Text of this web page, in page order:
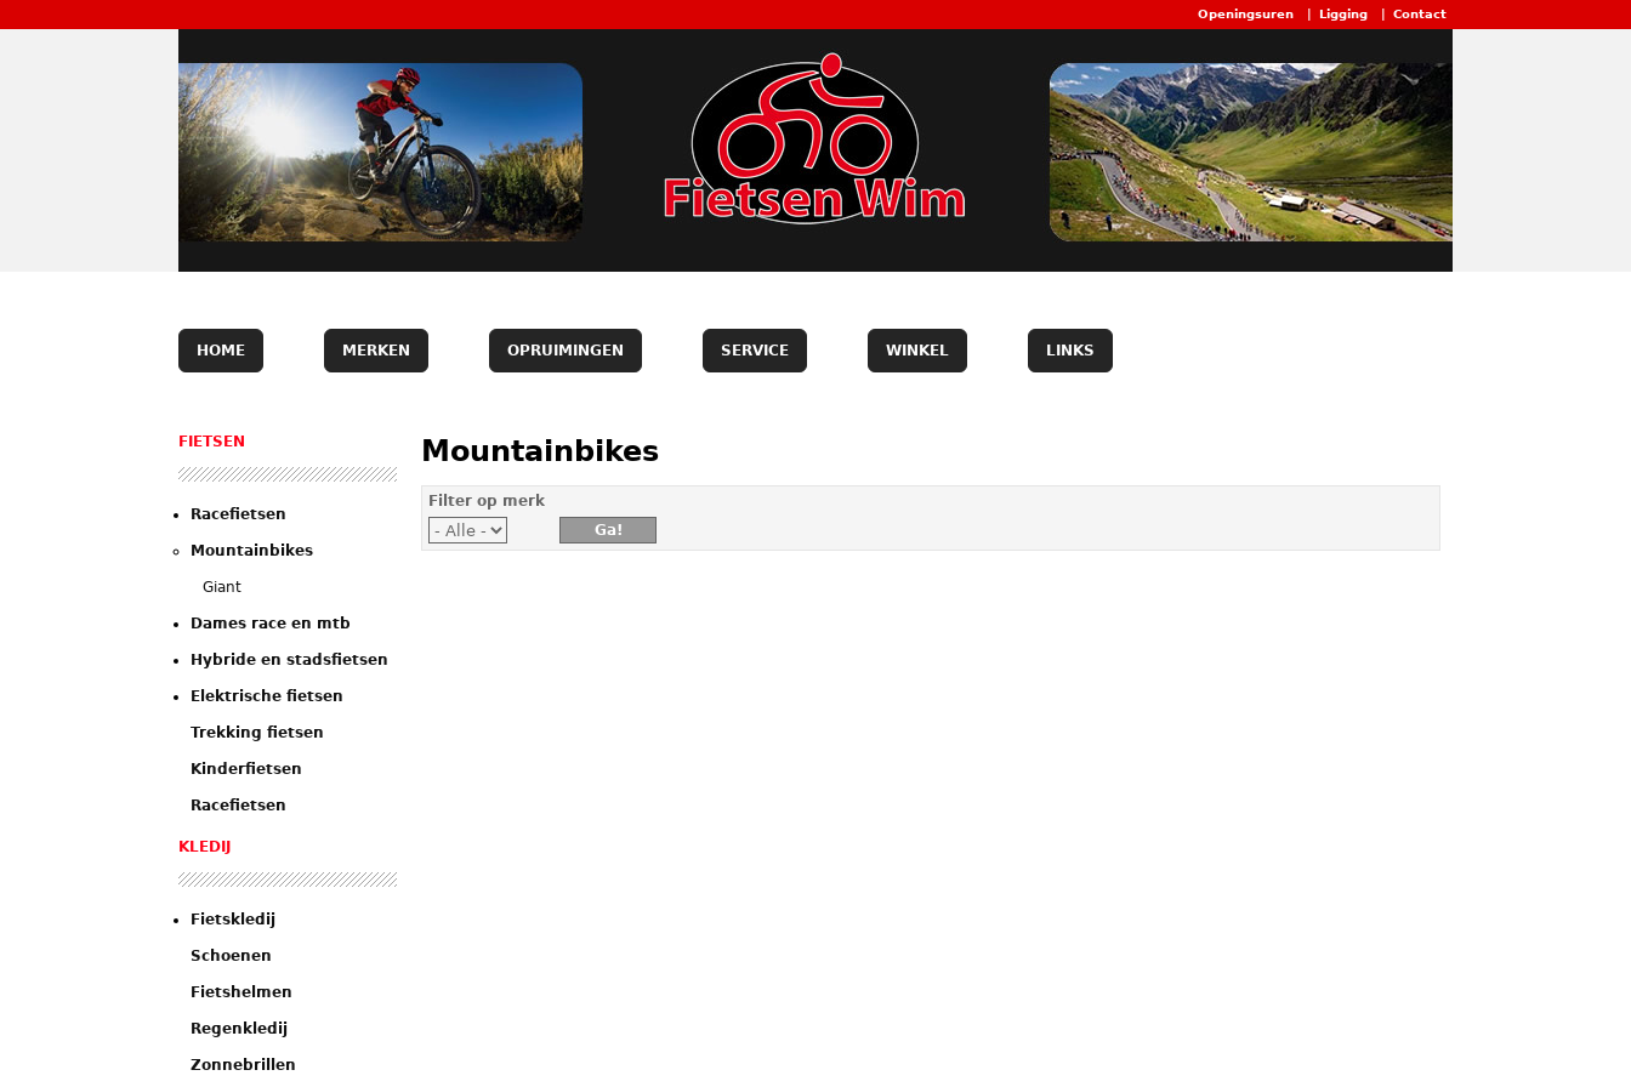
Openingsuren Ligging Contact
HOME MERKEN OPRUIMINGEN SERVICE WINKEL LINKS
Mountainbikes
Filter op merk
FIETSEN
Racefietsen
Mountainbikes
Giant
Dames race en mtb
Hybride en stadsfietsen
Elektrische fietsen
Trekking fietsen
Kinderfietsen
Racefietsen
KLEDIJ
Fietskledij
Schoenen
Fietshelmen
Regenkledij
Zonnebrillen